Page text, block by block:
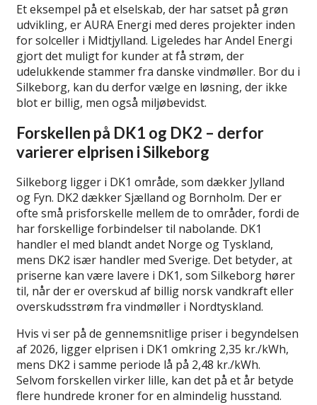
Et eksempel på et elselskab, der har satset på grøn
udvikling, er AURA Energi med deres projekter inden
for solceller i Midtjylland. Ligeledes har Andel Energi
gjort det muligt for kunder at få strøm, der
udelukkende stammer fra danske vindmøller. Bor du i
Silkeborg, kan du derfor vælge en løsning, der ikke
blot er billig, men også miljøbevidst.
Forskellen på DK1 og DK2 – derfor
varierer elprisen i Silkeborg
Silkeborg ligger i DK1 område, som dækker Jylland
og Fyn. DK2 dækker Sjælland og Bornholm. Der er
ofte små prisforskelle mellem de to områder, fordi de
har forskellige forbindelser til nabolande. DK1
handler el med blandt andet Norge og Tyskland,
mens DK2 især handler med Sverige. Det betyder, at
priserne kan være lavere i DK1, som Silkeborg hører
til, når der er overskud af billig norsk vandkraft eller
overskudsstrøm fra vindmøller i Nordtyskland.
Hvis vi ser på de gennemsnitlige priser i begyndelsen
af 2026, ligger elprisen i DK1 omkring 2,35 kr./kWh,
mens DK2 i samme periode lå på 2,48 kr./kWh.
Selvom forskellen virker lille, kan det på et år betyde
flere hundrede kroner for en almindelig husstand.